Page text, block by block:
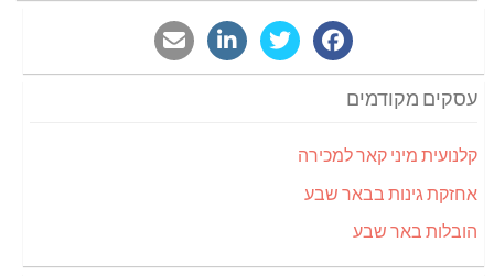
עסקים מקודמים
קלנועית מיני קאר למכירה
אחזקת גינות בבאר שבע
הובלות באר שבע